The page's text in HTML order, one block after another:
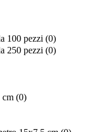
(0)100 pezzi (0)
250 pezzi (0)
cm (0)